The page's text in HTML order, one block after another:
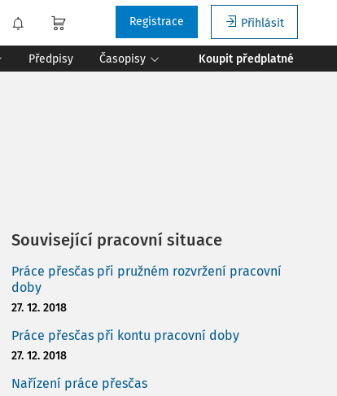
Přihlásit
Registrace
Předpisy Časopisy Koupit předplatné
Související pracovní situace
Práce přesčas při pružném rozvržení pracovní
doby
27. 12. 2018
Práce přesčas při kontu pracovní doby
27. 12. 2018
Nařízení práce přesčas